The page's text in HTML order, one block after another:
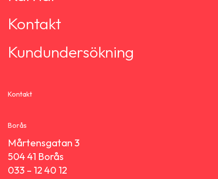
Kontakt
Kundundersökning
Kontakt
Borås
Mårtensgatan 3
504 41 Borås
033 – 12 40 12